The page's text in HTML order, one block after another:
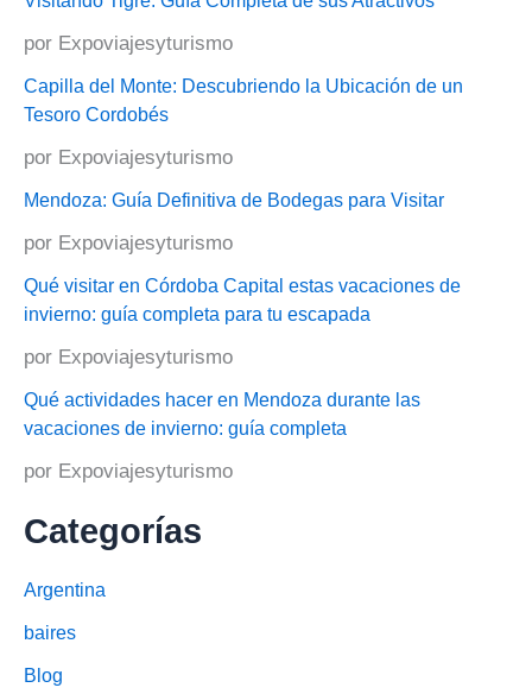
por Expoviajesyturismo
Capilla del Monte: Descubriendo la Ubicación de un
Tesoro Cordobés
por Expoviajesyturismo
Mendoza: Guía Definitiva de Bodegas para Visitar
por Expoviajesyturismo
Qué visitar en Córdoba Capital estas vacaciones de
invierno: guía completa para tu escapada
por Expoviajesyturismo
Qué actividades hacer en Mendoza durante las
vacaciones de invierno: guía completa
por Expoviajesyturismo
Categorías
Argentina
baires
Blog